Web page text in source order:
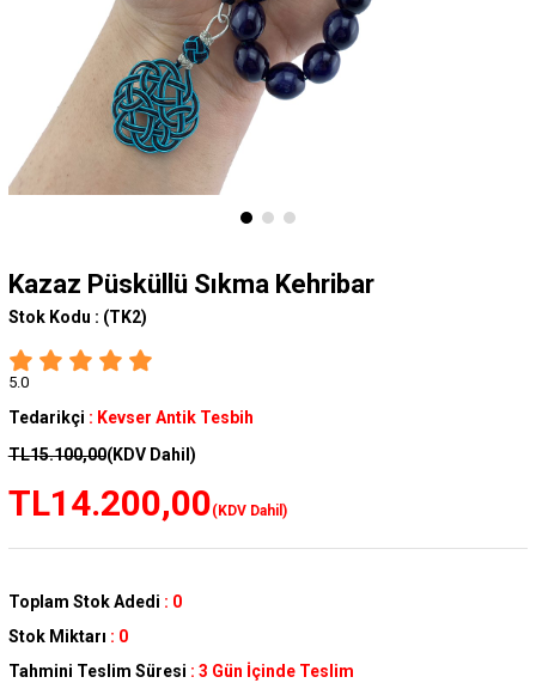
Kazaz Püsküllü Sıkma Kehribar
Stok Kodu : (TK2)
5.0
Tedarikçi : Kevser Antik Tesbih
TL15.100,00(KDV Dahil)
TL14.200,00(KDV Dahil)
Toplam Stok Adedi : 0
Stok Miktarı : 0
Tahmini Teslim Süresi : 3 Gün İçinde Teslim